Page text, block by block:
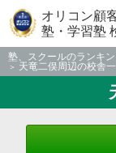
オリコン顧
塾・学習塾
塾、スクールのランキ
天竜二俣周辺の校舎